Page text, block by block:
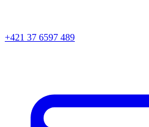
+421 37 6597 489